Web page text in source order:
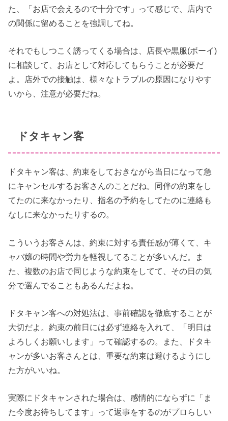
た、「お店で会えるので十分です」って感じで、店内で
の関係に留めることを強調してね。
それでもしつこく誘ってくる場合は、店長や黒服(ボーイ)
に相談して、お店として対応してもらうことが必要だ
よ。店外での接触は、様々なトラブルの原因になりやす
いから、注意が必要だね。
ドタキャン客
ドタキャン客は、約束をしておきながら当日になって急
にキャンセルするお客さんのことだね。同伴の約束をし
てたのに来なかったり、指名の予約をしてたのに連絡も
なしに来なかったりするの。
こういうお客さんは、約束に対する責任感が薄くて、キ
ャバ嬢の時間や労力を軽視してることが多いんだ。ま
た、複数のお店で同じような約束をしてて、その日の気
分で選んでることもあるんだよね。
ドタキャン客への対処法は、事前確認を徹底することが
大切だよ。約束の前日には必ず連絡を入れて、「明日は
よろしくお願いします」って確認するの。また、ドタキ
ャンが多いお客さんとは、重要な約束は避けるようにし
た方がいいね。
実際にドタキャンされた場合は、感情的にならずに「ま
た今度お待ちしてます」って返事をするのがプロらしい